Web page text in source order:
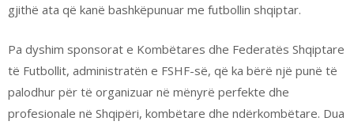
gjithë ata që kanë bashkëpunuar me futbollin shqiptar.
Pa dyshim sponsorat e Kombëtares dhe Federatës Shqiptare
të Futbollit, administratën e FSHF-së, që ka bërë një punë të
palodhur për të organizuar në mënyrë perfekte dhe
profesionale në Shqipëri, kombëtare dhe ndërkombëtare. Dua